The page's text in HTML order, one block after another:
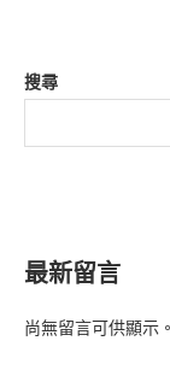
搜尋
最新留言
尚無留言可供顯示。